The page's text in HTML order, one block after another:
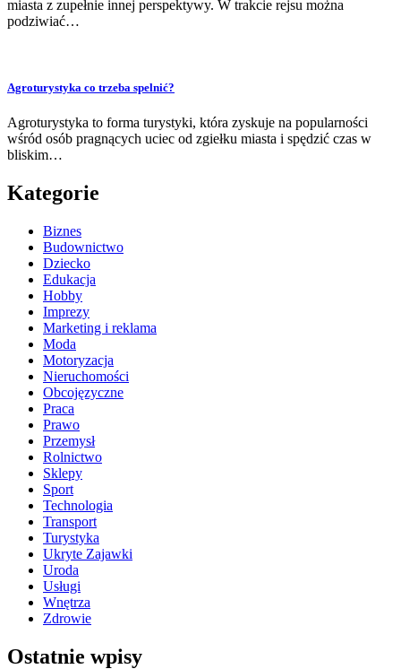
miasta z zupełnie innej perspektywy. W trakcie rejsu można
podziwiać…
Agroturystyka co trzeba spelnić?
Agroturystyka to forma turystyki, która zyskuje na popularności
wśród osób pragnących uciec od zgiełku miasta i spędzić czas w
bliskim…
Kategorie
Biznes
Budownictwo
Dziecko
Edukacja
Hobby
Imprezy
Marketing i reklama
Moda
Motoryzacja
Nieruchomości
Obcojęzyczne
Praca
Prawo
Przemysł
Rolnictwo
Sklepy
Sport
Technologia
Transport
Turystyka
Ukryte Zajawki
Uroda
Usługi
Wnętrza
Zdrowie
Ostatnie wpisy